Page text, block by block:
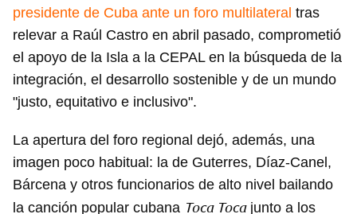
Guardar como favorito
iniciar sesión con tu cuenta de 14ymedio.
INICIAR SESIÓN CANCELAR
presidente de Cuba ante un foro multilateral tras
relevar a Raúl Castro en abril pasado, comprometió
el apoyo de la Isla a la CEPAL en la búsqueda de la
integración, el desarrollo sostenible y de un mundo
"justo, equitativo e inclusivo".
La apertura del foro regional dejó, además, una
imagen poco habitual: la de Guterres, Díaz-Canel,
Bárcena y otros funcionarios de alto nivel bailando
la canción popular cubana Toca Tocajunto a los